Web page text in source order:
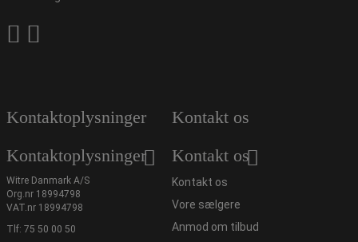
Kontaktoplysninger
Kontaktoplysninger
Witre Danmark A/S
Org.nr 18994798
VAT.nr 18994798
Tlf: 75 50 00 50
Kontakt os
Kontakt os
Kontakt os
Vore sælgere
Anmod om tilbud